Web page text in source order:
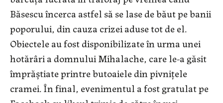
Băsescu încerca astfel să se lase de băut pe banii
poporului, din cauza crizei aduse tot de el.
Obiectele au fost disponibilizate în urma unei
hotărâri a domnului Mihalache, care le-a găsit
împrăştiate printre butoaiele din pivniţele
cramei. În final, evenimentul a fost gratulat pe